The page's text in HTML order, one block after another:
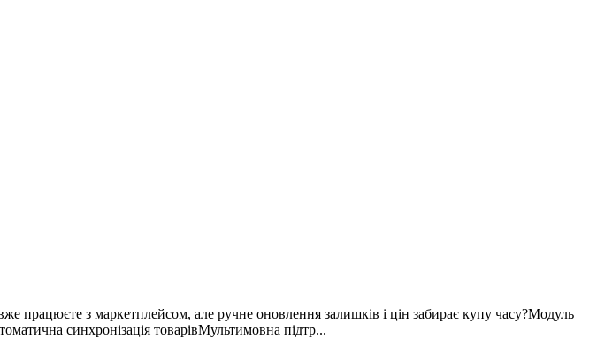
працюєте з маркетплейсом, але ручне оновлення залишків і цін забирає купу часу?Модуль
синхронізація товарівМультимовна підтр...